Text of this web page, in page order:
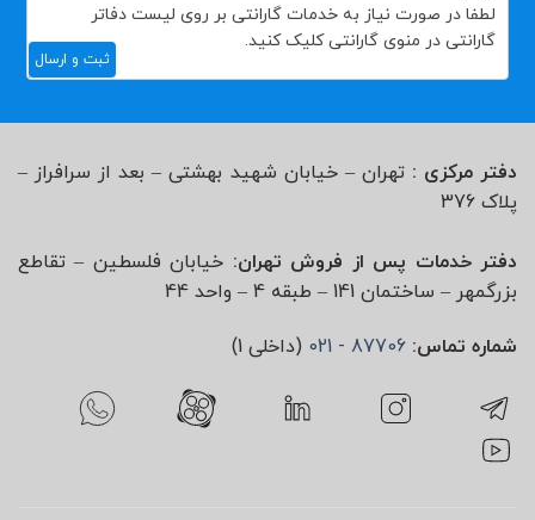
ثبت و ارسال
دفتر مرکزی : تهران – خیابان شهید بهشتی – بعد از سرافراز –
پلاک 376
دفتر خدمات پس از فروش تهران: خیابان فلسطین – تقاطع
بزرگمهر – ساختمان 141 – طبقه 4 – واحد 44
شماره تماس: 87706 - 021 (داخلی 1)